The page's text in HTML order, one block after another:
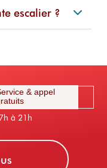
escalier ?
& appel
à 21h